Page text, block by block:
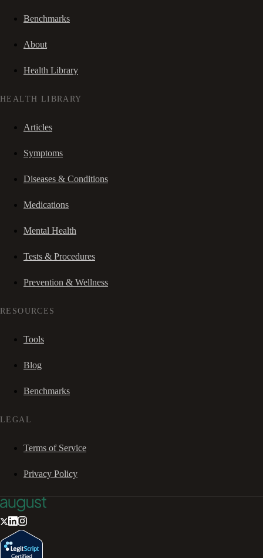
Benchmarks
About
Health Library
HEALTH LIBRARY
Articles
Symptoms
Diseases & Conditions
Medications
Mental Health
Tests & Procedures
Prevention & Wellness
RESOURCES
Tools
Blog
Benchmarks
LEGAL
Terms of Service
Privacy Policy